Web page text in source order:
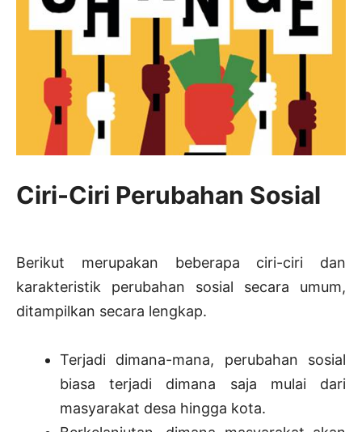
Ciri-Ciri Perubahan Sosial
Berikut merupakan beberapa ciri-ciri dan
karakteristik perubahan sosial secara umum,
ditampilkan secara lengkap.
Terjadi dimana-mana, perubahan sosial
biasa terjadi dimana saja mulai dari
masyarakat desa hingga kota.